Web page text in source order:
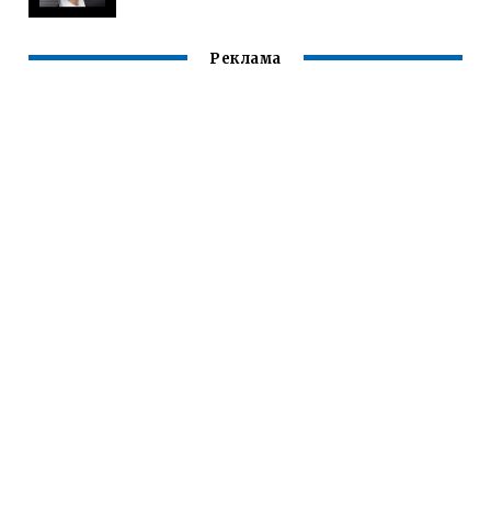
Реклама